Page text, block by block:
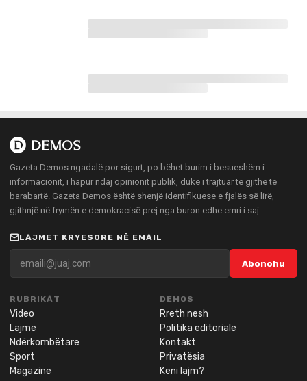
Gazeta Demos ngadalë por sigurt, po bëhet burim i besueshëm i
informacionit, i hapur ndaj opinionit publik, duke i trajtuar të gjithë të
barabartë. Gazeta Demos është shenjë identifikuese e fjalës së lirë,
gjithnjë në frymën e demokracisë prej nga buron edhe emri i saj.
LAJMET KRYESORE NË EMAIL
Abonohu
RUBRIKAT
Video
Lajme
Ndërkombëtare
Sport
Magazine
DEMOS
Rreth nesh
Politika editoriale
Kontakt
Privatësia
Keni lajm?